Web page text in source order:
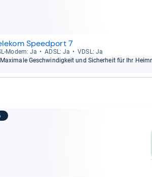
Speedport 7
​Modem: Ja ADSL: Ja
VDSL: Ja
Maxi­male Geschwin­dig­keit und Sicher­heit für Ihr